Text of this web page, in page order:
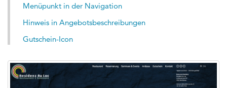
Menüpunkt in der Navigation
Hinweis in Angebotsbeschreibungen
Gutschein-Icon